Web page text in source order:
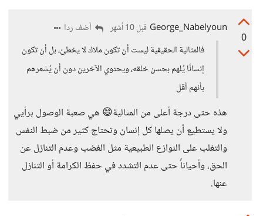
0
George_Nabelyoun قبل 10 أشهر
أضف ردا
فالمثالية الحقيقية ليست أن تكون ملاك لا يخطئ، بل أن تكون
إنسانًا يُلهم بحسن خلقه، ويحتوي الآخرين دون أن يُشعرهم
بأنهم أقل
هذه حتى درجة أعلى من المثالية😄 هي صعبة الوصول برأيي
ولا يستطيع أن يصلها كل إنسان وتحتاج كثير من ضبط النفس
والتغلب على النوازع الطبيعية مثل الغضب وعدم التنازل عن
الحق، وأحياناً حتى عدم التشدد في حفظ الكرامة أو التنازل
عنها.